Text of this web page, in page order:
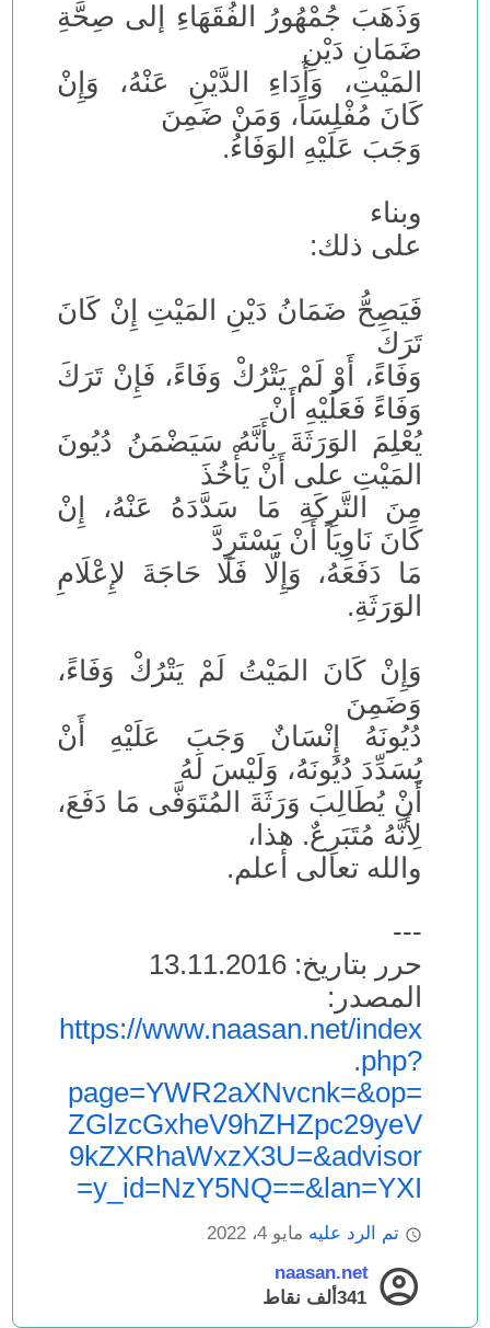
وَذَهَبَ جُمْهُورُ الفُقَهَاءِ إلى صِحَّةِ
ضَمَانِ دَيْنِ
المَيْتِ، وَأَدَاءِ الدَّيْنِ عَنْهُ، وَإِنْ
كَانَ مُفْلِسَاً، وَمَنْ ضَمِنَ
وَجَبَ عَلَيْهِ الوَفَاءُ.
وبناء
على ذلك:
فَيَصِحُّ ضَمَانُ دَيْنِ المَيْتِ إِنْ كَانَ
تَرَكَ
وَفَاءً، أَوْ لَمْ يَتْرُكْ وَفَاءً، فَإِنْ تَرَكَ
وَفَاءً فَعَلَيْهِ أَنْ
يُعْلِمَ الوَرَثَةَ بِأَنَّهُ سَيَضْمَنُ دُيُونَ
المَيْتِ على أَنْ يَأْخُذَ
مِنَ التَّرِكَةِ مَا سَدَّدَهُ عَنْهُ، إِنْ
كَانَ نَاوِيَاً أَنْ يَسْتَرِدَّ
مَا دَفَعَهُ، وَإِلَّا فَلَا حَاجَةَ لإِعْلَامِ
الوَرَثَةِ.
وَإِنْ كَانَ المَيْتُ لَمْ يَتْرُكْ وَفَاءً،
وَضَمِنَ
دُيُونَهُ إِنْسَانٌ وَجَبَ عَلَيْهِ أَنْ
يُسَدِّدَ دُيُونَهُ، وَلَيْسَ لَهُ
أَنْ يُطَالِبَ وَرَثَةَ المُتَوَفَّى مَا دَفَعَ،
لِأَنَّهُ مُتَبَرِعٌ. هذا،
والله تعالى أعلم.
---
حرر بتاريخ: 13.11.2016
المصدر:
https://www.naasan.net/index
.php?
page=YWR2aXNvcnk=&op=
ZGlzcGxheV9hZHZpc29yeV
9kZXRhaWxzX3U=&advisor
y_id=NzY5NQ==&lan=YXI=
تم الرد عليه مايو 4، 2022
naasan.net
341ألف
نقاط